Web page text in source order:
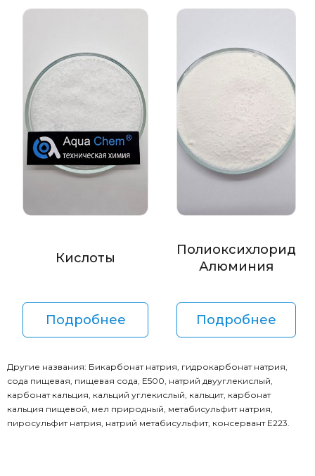
Кислоты
Подробнее
Полиоксихлорид
Алюминия
Подробнее
Другие названия: Бикарбонат натрия, гидрокарбонат натрия,
сода пищевая, пищевая сода, Е500, натрий двууглекислый,
карбонат кальция, кальций углекислый, кальцит, карбонат
кальция пищевой, мел природный, метабисульфит натрия,
пиросульфит натрия, натрий метабисульфит, консервант Е223.